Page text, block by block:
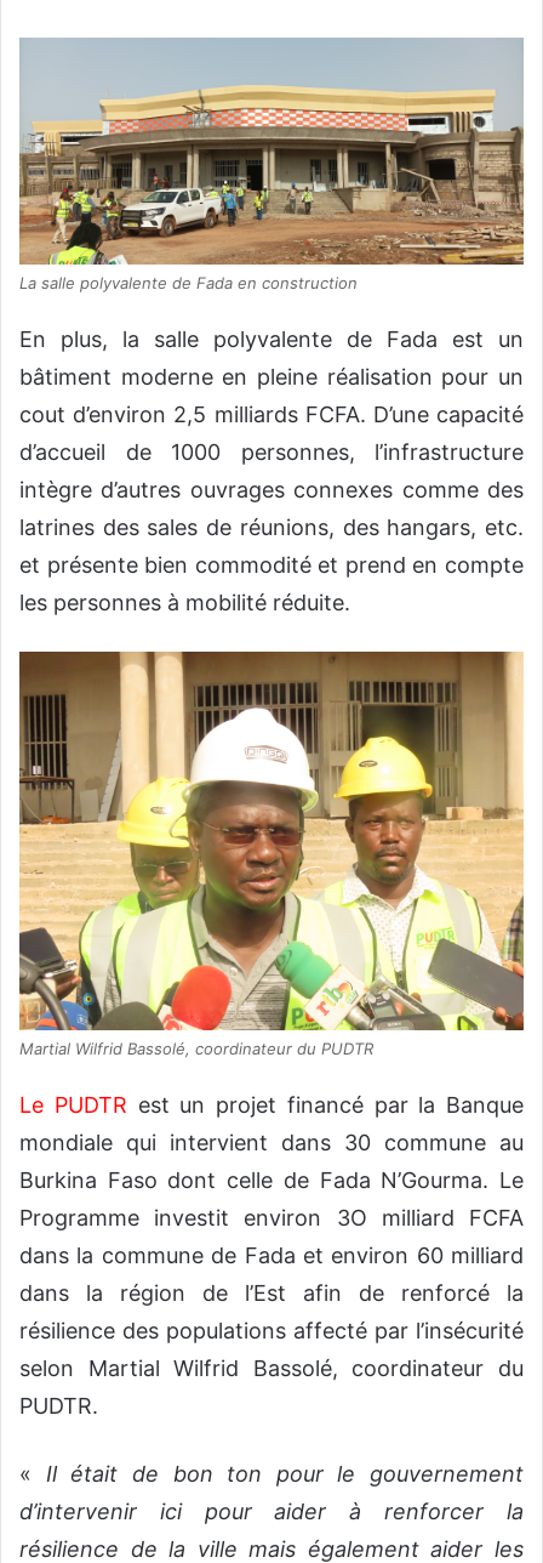
La salle polyvalente de Fada en construction
En plus, la salle polyvalente de Fada est un
bâtiment moderne en pleine réalisation pour un
cout d’environ 2,5 milliards FCFA. D’une capacité
d’accueil de 1000 personnes, l’infrastructure
intègre d’autres ouvrages connexes comme des
latrines des sales de réunions, des hangars, etc.
et présente bien commodité et prend en compte
les personnes à mobilité réduite.
Martial Wilfrid Bassolé, coordinateur du PUDTR
Le PUDTR est un projet financé par la Banque
mondiale qui intervient dans 30 commune au
Burkina Faso dont celle de Fada N’Gourma. Le
Programme investit environ 3O milliard FCFA
dans la commune de Fada et environ 60 milliard
dans la région de l’Est afin de renforcé la
résilience des populations affecté par l’insécurité
selon Martial Wilfrid Bassolé, coordinateur du
PUDTR.
« Il était de bon ton pour le gouvernement
d’intervenir ici pour aider à renforcer la
résilience de la ville mais également aider les